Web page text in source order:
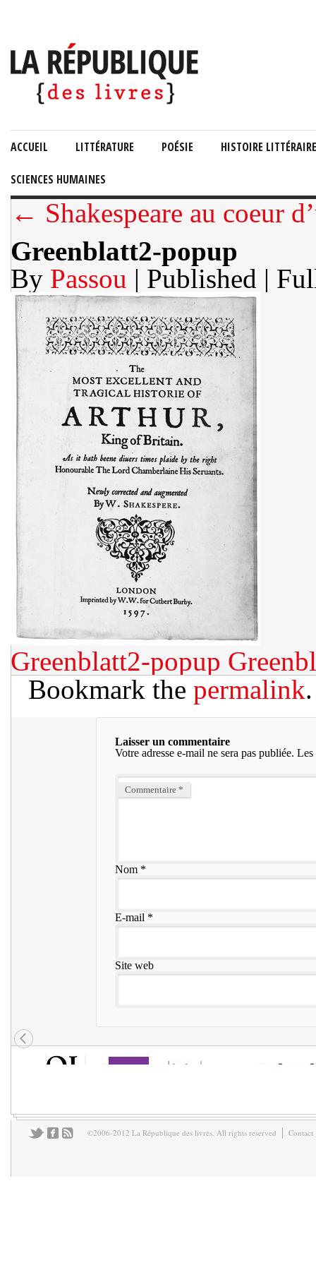
ACCUEIL LITTÉRATURE POÉSIE HISTOIRE LITTÉRAIRE
SCIENCES HUMAINES
← Shakespeare au coeur
Greenblatt2-popup
By Passou | Published |
Greenblatt2-popup
Bookmark the permalink.
Laisser un commentaire
Votre adresse e-mail ne sera pas publiée. Les
Commentaire *
Nom*
E-mail *
Site web
©2006-2012 La République des livres. All rights reserved Contact